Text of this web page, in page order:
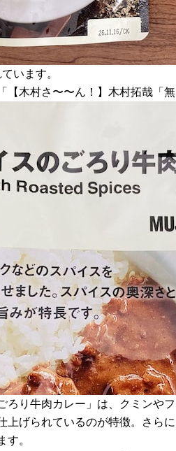
います。
【木村さ〜〜ん！】木村拓哉「
ろり牛肉カレー」は、クミンや
上げられているのが特徴。さら
す。